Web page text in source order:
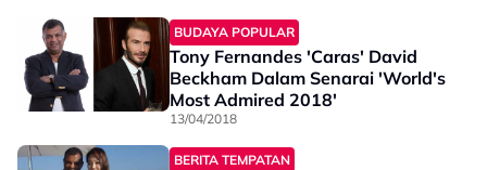
BUDAYA POPULAR
Tony Fernandes 'Caras' David
Beckham Dalam Senarai 'World's
Most Admired 2018'
13/04/2018
BERITA TEMPATAN